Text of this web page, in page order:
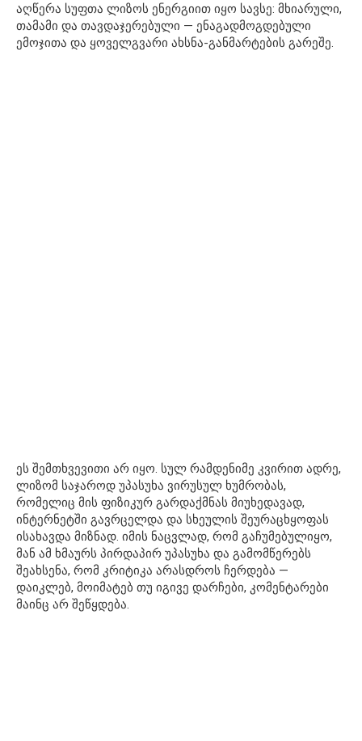
აღწერა სუფთა ლიზოს ენერგიით იყო სავსე: მხიარული,
თამამი და თავდაჯერებული — ენაგადმოგდებული
ემოჯითა და ყოველგვარი ახსნა-განმარტების გარეშე.
ეს შემთხვევითი არ იყო. სულ რამდენიმე კვირით ადრე,
ლიზომ საჯაროდ უპასუხა ვირუსულ ხუმრობას,
რომელიც მის ფიზიკურ გარდაქმნას მიუხედავად,
ინტერნეტში გავრცელდა და სხეულის შეურაცხყოფას
ისახავდა მიზნად. იმის ნაცვლად, რომ გაჩუმებულიყო,
მან ამ ხმაურს პირდაპირ უპასუხა და გამომწერებს
შეახსენა, რომ კრიტიკა არასდროს ჩერდება —
დაიკლებ, მოიმატებ თუ იგივე დარჩები, კომენტარები
მაინც არ შეწყდება.